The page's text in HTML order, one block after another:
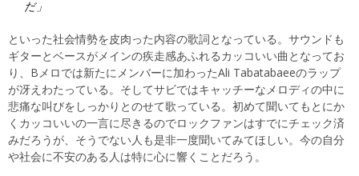
だ」
といった社会情勢を皮肉った内容の歌詞となっている。サウンドも
ギターとベースがメインの疾走感あふれるカッコいい曲となってお
り、Bメロでは新たにメンバーに加わったAli Tabatabaeeのラップ
が冴えわたっている。そしてサビではキャッチーなメロディの中に
悲痛な叫びをしっかりとのせて歌っている。初めて聞いてもとにか
くカッコいいの一言に尽きるのでロックファンはすでにチェック済
みだろうが、そうでない人も是非一度聞いてみてほしい。今の自分
や社会に不安のある人は特に心に響くことだろう。